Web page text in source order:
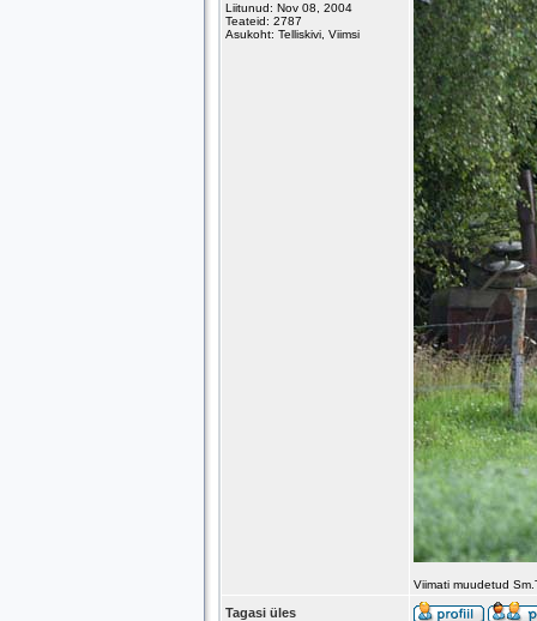
Liitunud: Nov 08, 2004
Teateid: 2787
Asukoht: Telliskivi, Viimsi
Viimati muudetud
Tagasi üles